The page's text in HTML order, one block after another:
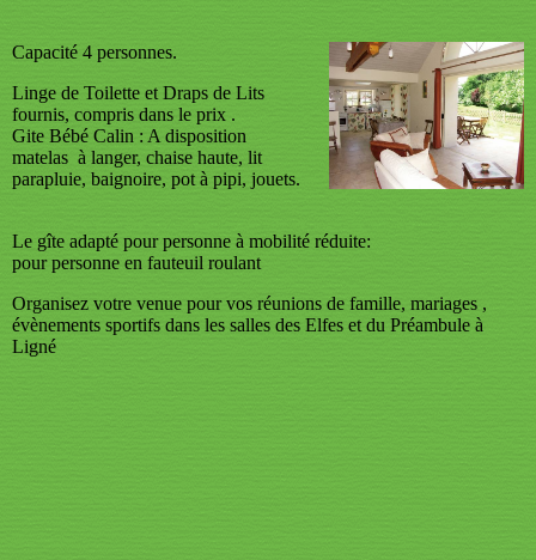
Capacité 4 personnes.
Linge de Toilette et Draps de Lits
fournis, compris dans le prix .
Gite Bébé Calin : A disposition
matelas à langer, chaise haute, lit
parapluie, baignoire, pot à pipi, jouets.
Le gîte adapté pour personne à mobilité réduite:
pour personne en fauteuil roulant
Organisez votre venue pour vos réunions de famille, mariages ,
évènements sportifs dans les salles des Elfes et du Préambule à
Ligné